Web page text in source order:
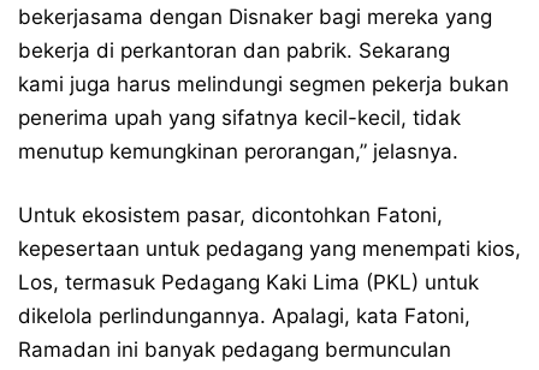
bekerjasama dengan Disnaker bagi mereka yang
bekerja di perkantoran dan pabrik. Sekarang
kami juga harus melindungi segmen pekerja bukan
penerima upah yang sifatnya kecil-kecil, tidak
menutup kemungkinan perorangan,” jelasnya.
Untuk ekosistem pasar, dicontohkan Fatoni,
kepesertaan untuk pedagang yang menempati kios,
Los, termasuk Pedagang Kaki Lima (PKL) untuk
dikelola perlindungannya. Apalagi, kata Fatoni,
Ramadan ini banyak pedagang bermunculan